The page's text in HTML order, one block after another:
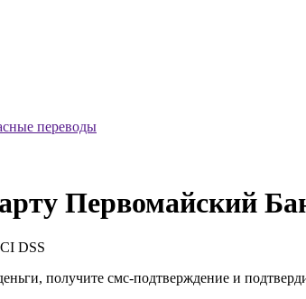
переводы
Первомайский
DSS
получите смс-подтверждение и